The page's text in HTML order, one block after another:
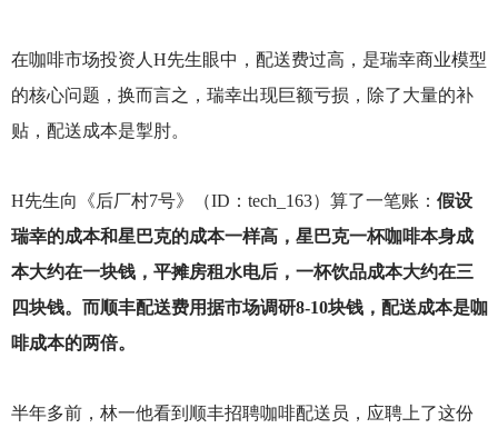
在咖啡市场投资人H先生眼中，配送费过高，是瑞幸商业模型
的核心问题，换而言之，瑞幸出现巨额亏损，除了大量的补
贴，配送成本是掣肘。
H先生向《后厂村7号》（ID：tech_163）算了一笔账： 假设
瑞幸的成本和星巴克的成本一样高，星巴克一杯咖啡本身成
本大约在一块钱，平摊房租水电后，一杯饮品成本大约在三
四块钱。而顺丰配送费用据市场调研8-10块钱，配送成本是咖
啡成本的两倍。
半年多前，林一他看到顺丰招聘咖啡配送员，应聘上了这份